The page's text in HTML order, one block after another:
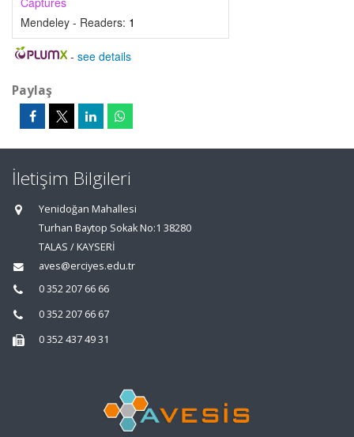
Mendeley - Readers: 1
- see details
Paylaş
İletişim Bilgileri
Yenidoğan Mahallesi
Turhan Baytop Sokak No:1 38280
TALAS / KAYSERİ
aves@erciyes.edu.tr
0 352 207 66 66
0 352 207 66 67
0 352 437 49 31